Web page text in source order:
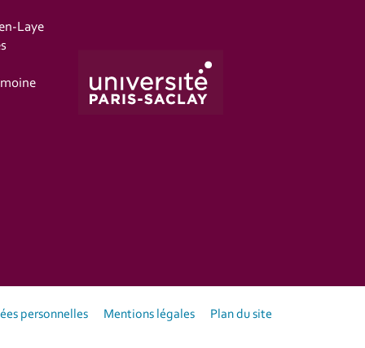
Laye
personnelles Mentions légales Plan du site